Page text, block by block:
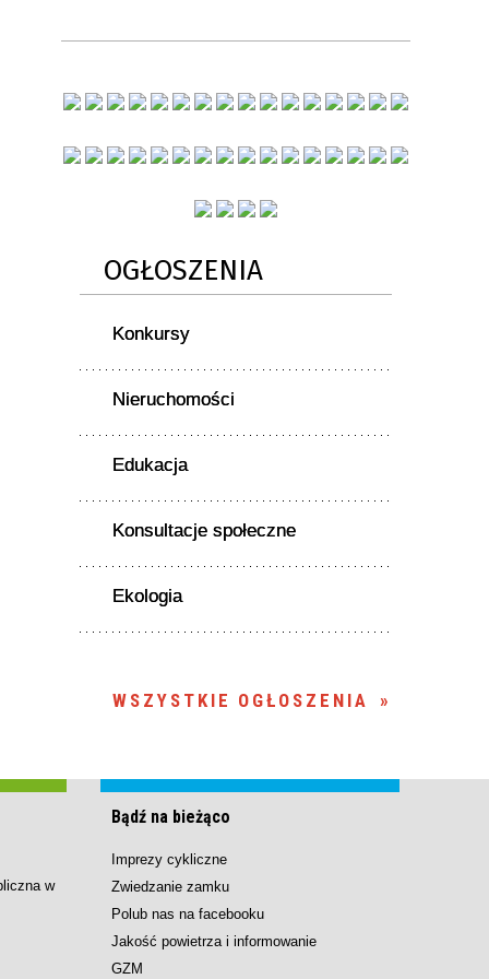
OGŁOSZENIA
Konkursy
Nieruchomości
Edukacja
Konsultacje społeczne
Ekologia
WSZYSTKIE OGŁOSZENIA
w
Bądź na bieżąco
Imprezy cykliczne
Zwiedzanie zamku
Polub nas na facebooku
Jakość powietrza i informowanie
GZM